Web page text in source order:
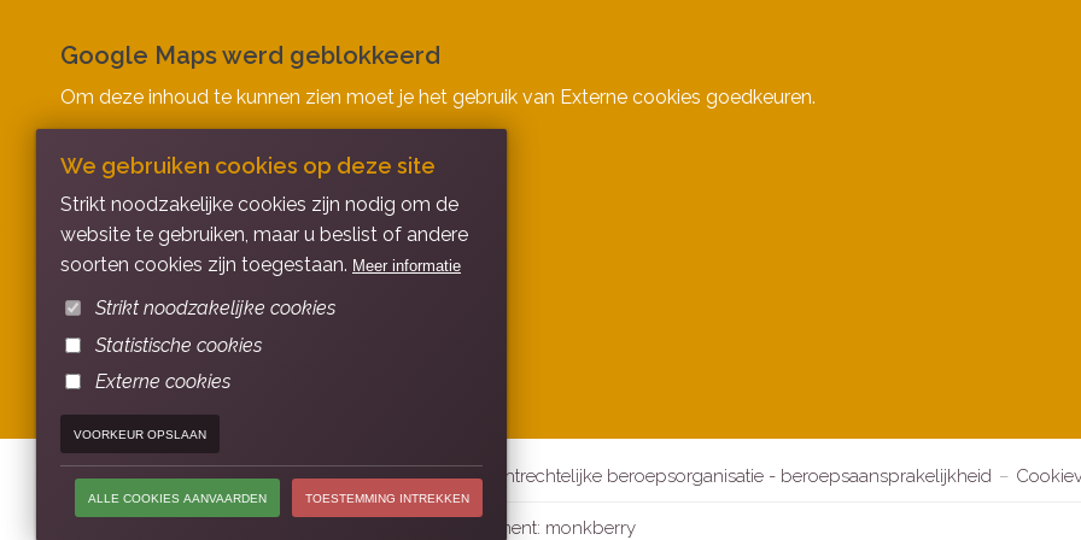
Google Maps werd geblokkeerd
Om deze inhoud te kunnen zien moet je het gebruik van Externe cookies goedkeuren.
Algemene Voorwaarden Deontologie - klachten - tuchtrechtelijke beroepsorganisatie - beroepsaansprakelijkheid
| development: monkberry
We gebruiken cookies op deze site
Strikt noodzakelijke cookies zijn nodig om de
website te gebruiken, maar u beslist of andere
soorten cookies zijn toegestaan. Meer informatie
Strikt noodzakelijke cookies
Statistische cookies
Externe cookies
VOORKEUR OPSLAAN
ALLE COOKIES AANVAARDEN TOESTEMMING INTREKKEN